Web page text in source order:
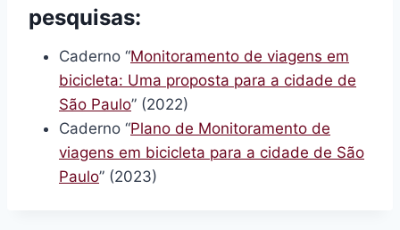
pesquisas:
Caderno “Monitoramento de viagens em
bicicleta: Uma proposta para a cidade de
São Paulo” (2022)
Caderno “Plano de Monitoramento de
viagens em bicicleta para a cidade de São
Paulo” (2023)